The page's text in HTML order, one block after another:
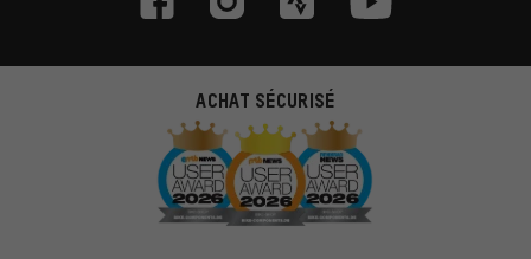
ACHAT SÉCURISÉ